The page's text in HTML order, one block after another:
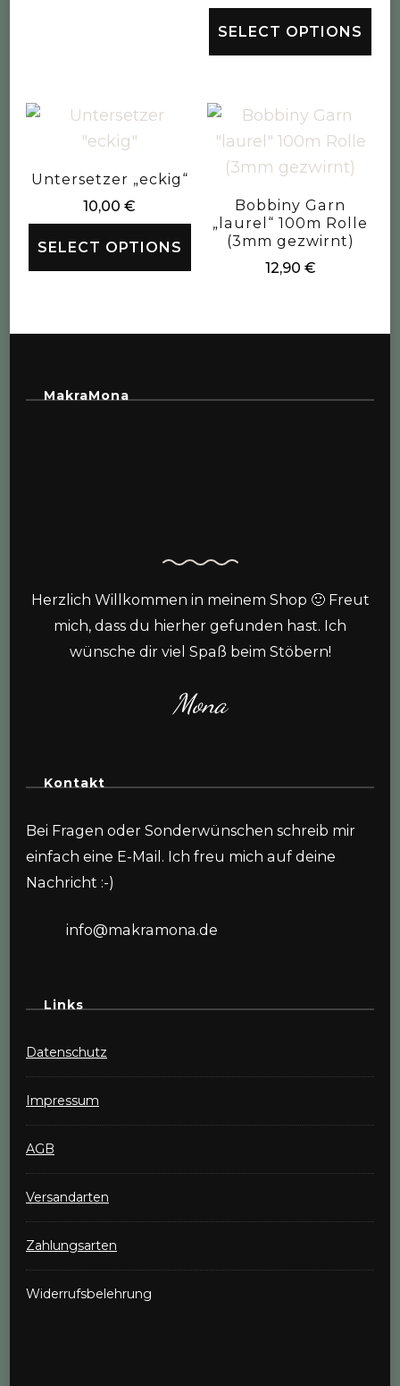
SELECT OPTIONS
Untersetzer „eckig“
10,00€
SELECT OPTIONS
Bobbiny Garn
„laurel“ 100m Rolle
(3mm gezwirnt)
12,90 €
MakraMona
Herzlich Willkommen in meinem Shop 🙂 Freut
mich, dass du hierher gefunden hast. Ich
wünsche dir viel Spaß beim Stöbern!
Mona
Kontakt
Bei Fragen oder Sonderwünschen schreib mir
einfach eine E-Mail. Ich freu mich auf deine
Nachricht :-)
info@makramona.de
Links
Datenschutz
Impressum
AGB
Versandarten
Zahlungsarten
Widerrufsbelehrung